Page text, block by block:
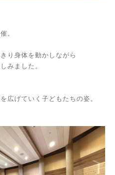
。
り身体を動かしながら
みました。
広げていく子どもたちの姿。